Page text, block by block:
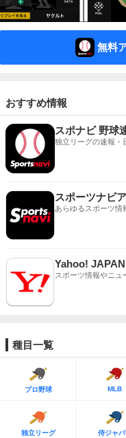
無料
おすすめ情報
スポナビ 野球
独立リーグの速報・
スポーツナビ
あらゆるスポーツ情
Yahoo! JAPAN
スポーツ情報やニュ
種目一覧
プロ野球 MLB
独立リーグ 侍ジャ